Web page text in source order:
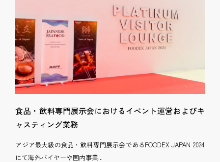
食品・飲料専門展示会におけるイベント運営およびキ
ャスティング業務
アジア最大級の食品・飲料専門展示会であるFOODEX JAPAN 2024
にて海外バイヤーや国内事業...